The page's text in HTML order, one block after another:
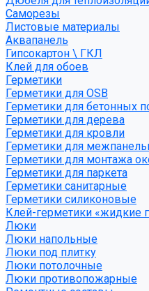
Саморезы
Листовые материалы
Аквапанель
Гипсокартон \ ГКЛ
Клей для обоев
Герметики
Герметики для OSB
Герметики для бетонных
Герметики для дерева
Герметики для кровли
Герметики для
Герметики для монтажа
Герметики для паркета
Герметики санитарные
Герметики силиконовые
Клей-герметики «жидкие
Люки
Люки напольные
Люки под плитку
Люки потолочные
Люки противопожарные